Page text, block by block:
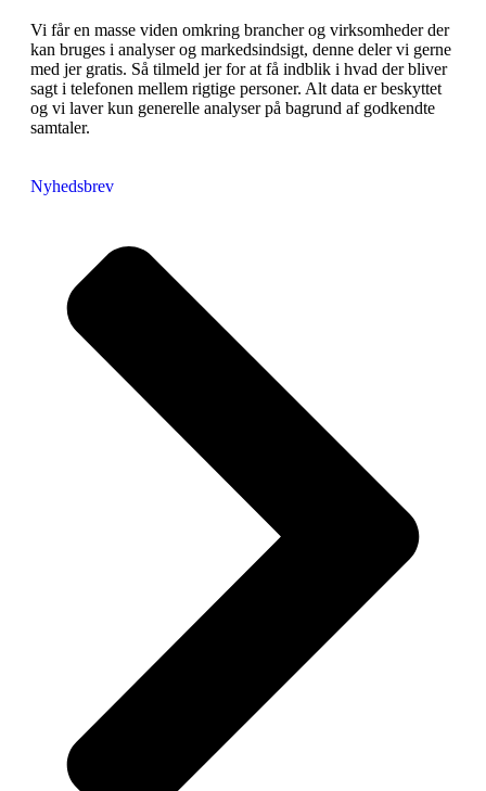
Vi får en masse viden omkring brancher og virksomheder der
kan bruges i analyser og markedsindsigt, denne deler vi gerne
med jer gratis. Så tilmeld jer for at få indblik i hvad der bliver
sagt i telefonen mellem rigtige personer. Alt data er beskyttet
og vi laver kun generelle analyser på bagrund af godkendte
samtaler.
Nyhedsbrev